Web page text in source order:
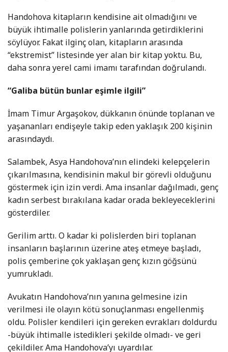
Handohova kitapların kendisine ait olmadığını ve
büyük ihtimalle polislerin yanlarında getirdiklerini
söylüyor. Fakat ilginç olan, kitapların arasında
“ekstremist” listesinde yer alan bir kitap yoktu. Bu,
daha sonra yerel cami imamı tarafından doğrulandı.
“Galiba bütün bunlar eşimle ilgili”
İmam Timur Argaşokov, dükkanın önünde toplanan ve
yaşananları endişeyle takip eden yaklaşık 200 kişinin
arasındaydı.
Salambek, Asya Handohova’nın elindeki kelepçelerin
çıkarılmasına, kendisinin makul bir görevli olduğunu
göstermek için izin verdi. Ama insanlar dağılmadı, genç
kadın serbest bırakılana kadar orada bekleyeceklerini
gösterdiler.
Gerilim arttı. O kadar ki polislerden biri toplanan
insanların başlarının üzerine ateş etmeye başladı,
polis çemberine çok yaklaşan genç kızın göğsünü
yumrukladı.
Avukatın Handohova’nın yanına gelmesine izin
verilmesi ile olayın kötü sonuçlanması engellenmiş
oldu. Polisler kendileri için gereken evrakları doldurdu
-büyük ihtimalle istedikleri şekilde olmadı- ve geri
çekildiler. Ama Handohova’yı uyardılar.